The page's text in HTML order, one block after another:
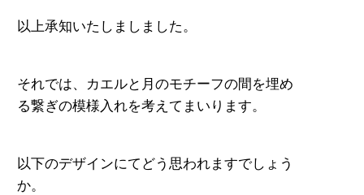
以上承知いたしましました。
それでは、カエルと月のモチーフの間を埋め
る繋ぎの模様入れを考えてまいります。
以下のデザインにてどう思われますでしょう
か。